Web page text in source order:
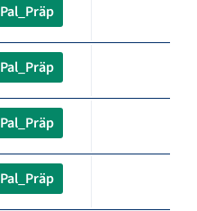
Pal_Präp
Pal_Präp
Pal_Präp
Pal_Präp